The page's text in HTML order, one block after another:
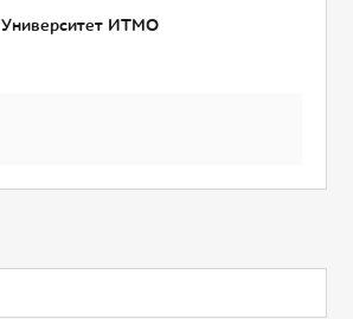
Университет ИТМО